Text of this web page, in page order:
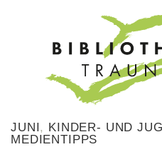
JUNI, KINDER- UND
MEDIENTIPPS